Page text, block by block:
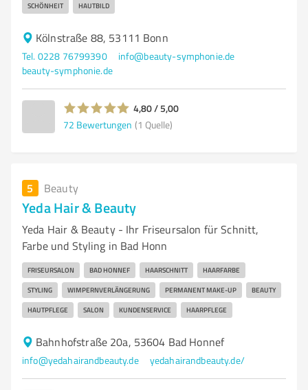
SCHÖNHEIT HAUTBILD
Kölnstraße 88, 53111 Bonn
Tel. 0228 76799390
info@beauty-symphonie.de
beauty-symphonie.de
4,80 / 5,00
72 Bewertungen (1 Quelle)
5 Beauty
Yeda Hair & Beauty
Yeda Hair & Beauty - Ihr Friseursalon für Schnitt,
Farbe und Styling in Bad Honn
FRISEURSALON BAD HONNEF HAARSCHNITT HAARFARBE
STYLING WIMPERNVERLÄNGERUNG PERMANENT MAKE-UP BEAUTY
HAUTPFLEGE SALON KUNDENSERVICE HAARPFLEGE
Bahnhofstraße 20a, 53604 Bad Honnef
info@yedahairandbeauty.de yedahairandbeauty.de/